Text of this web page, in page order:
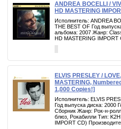
ANDREA BOCELLI /
HD MASTERING
Исполнитель: ANDREA
THE BEST OF Год
альбома: 2007 Жанр:
HD MASTERING IMPORT
ELVIS PRESLEY /
MASTERING,
1,000 Copies!]
Исполнитель: ELVIS
Год выпуска диска: 2000
Сборник Жанр: Рок-н-
блюз, Рокабилли Тип:
IMPORT CD)